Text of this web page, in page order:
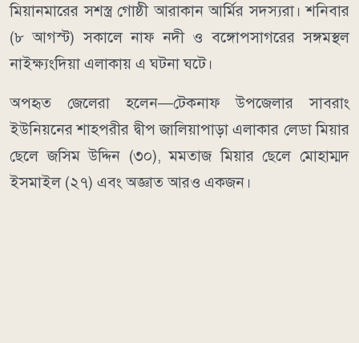
মিয়ানমারের সশস্ত্র গোষ্ঠী আরাকান আর্মির সদস্যরা। শনিবার
(৮ আগস্ট) সকালে নাফ নদী ও বঙ্গোপসাগরের সঙ্গমস্থল
নাইক্ষ্যংদিয়া এলাকায় এ ঘটনা ঘটে।
অপহৃত জেলেরা হলেন—টেকনাফ উপজেলার সাবরাং
ইউনিয়নের শাহপরীর দ্বীপ জালিয়াপাড়া এলাকার লেডা মিয়ার
ছেলে জসিম উদ্দিন (৩০), মমতাজ মিয়ার ছেলে মোহাম্মদ
ইসমাইল (২৭) এবং অজ্ঞাত আরও একজন।